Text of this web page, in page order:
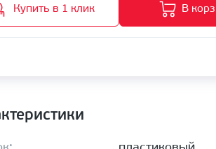
Купить в 1 клик В